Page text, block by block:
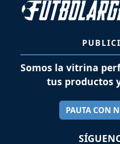
Somos la vitrina
tus productos
PAUTA CON